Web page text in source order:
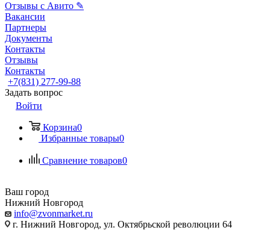
Отзывы с Авито ✎
Вакансии
Партнеры
Документы
Контакты
Отзывы
Контакты
+7(831) 277-99-88
Задать вопрос
Войти
Корзина0
Избранные товары0
Сравнение товаров0
Ваш город
Нижний Новгород
info@zvonmarket.ru
г. Нижний Новгород, ул. Октябрьской революции 64